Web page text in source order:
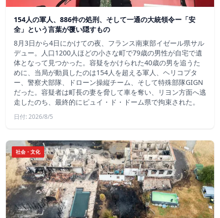
154人の軍人、886件の処刑、そして一通の大統領令ー「安
全」という言葉が覆い隠すもの
8月3日から4日にかけての夜、フランス南東部イゼール県サル
デュー。人口1200人ほどの小さな町で79歳の男性が自宅で遺
体となって見つかった。容疑をかけられた40歳の男を追うた
めに、当局が動員したのは154人を超える軍人、ヘリコプタ
ー、警察犬部隊、ドローン操縦チーム、そして特殊部隊GIGN
だった。容疑者は町長の妻を脅して車を奪い、リヨン方面へ逃
走したのち、最終的にピュイ・ド・ドーム県で拘束された。
日付: 2026/8/5
社会・文化